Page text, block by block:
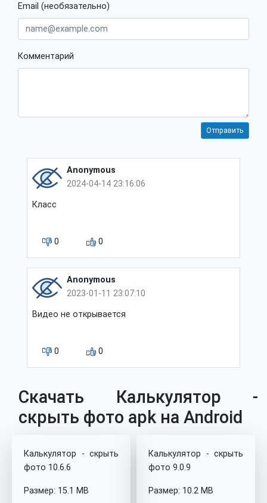
Email (необязательно)
Комментарий
Anonymous
2024-04-14 23:16:06
Класс
0 0
Anonymous
2023-01-11 23:07:10
Видео не открывается
0 0
Скачать Калькулятор -
скрыть фото apk на Android
Калькулятор - скрыть
фото 10.6.6
Размер: 15.1 MB
Калькулятор - скрыть
фото 9.0.9
Размер: 10.2 MB